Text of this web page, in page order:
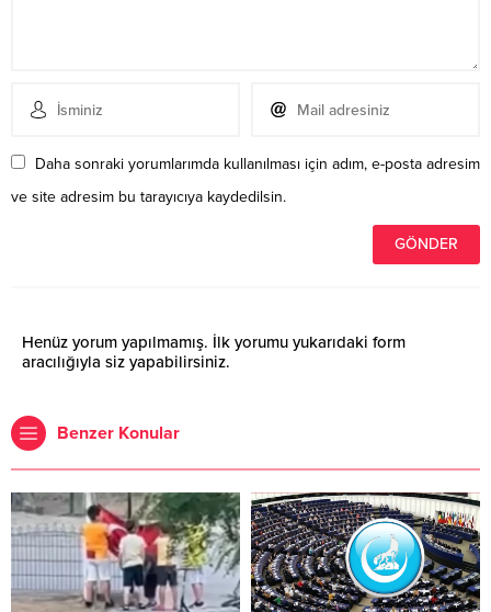
Daha sonraki yorumlarımda kullanılması için adım, e-posta adresim
ve site adresim bu tarayıcıya kaydedilsin.
Henüz yorum yapılmamış. İlk yorumu yukarıdaki form
aracılığıyla siz yapabilirsiniz.
Benzer Konular